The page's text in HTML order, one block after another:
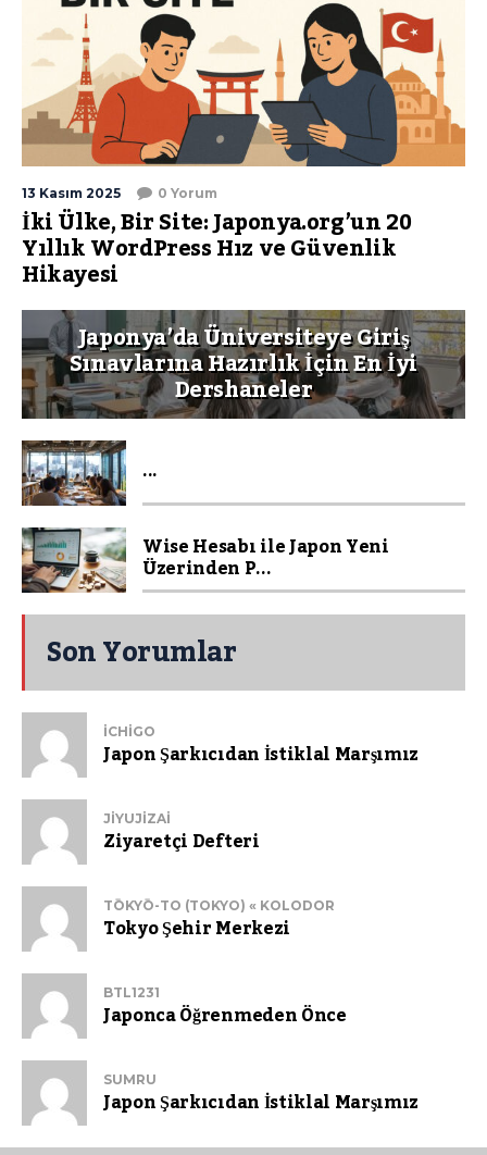
13 Kasım 2025 0 Yorum
İki Ülke, Bir Site: Japonya.org’un 20
Yıllık WordPress Hız ve Güvenlik
Hikayesi
Japonya’da Üniversiteye Giriş
Sınavlarına Hazırlık İçin En İyi
Dershaneler
...
Wise Hesabı ile Japon Yeni
Üzerinden P...
Son Yorumlar
ICHIGO
Japon Şarkıcıdan İstiklal Marşımız
JIYUJIZAI
Ziyaretçi Defteri
TŌKYŌ-TO (TOKYO) « KOLODOR
Tokyo Şehir Merkezi
BTL1231
Japonca Öğrenmeden Önce
SUMRU
Japon Şarkıcıdan İstiklal Marşımız